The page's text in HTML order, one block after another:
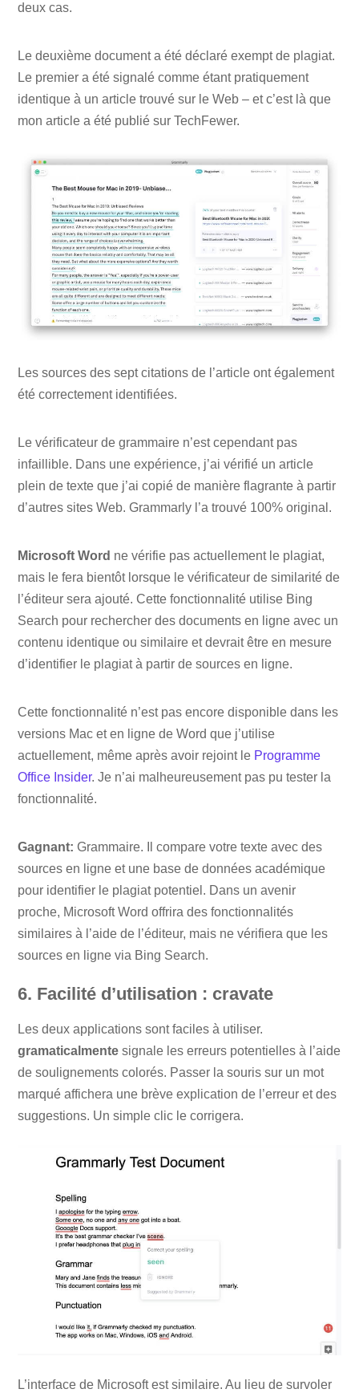
deux cas.
Le deuxième document a été déclaré exempt de plagiat.
Le premier a été signalé comme étant pratiquement
identique à un article trouvé sur le Web – et c’est là que
mon article a été publié sur TechFewer.
Les sources des sept citations de l’article ont également
été correctement identifiées.
Le vérificateur de grammaire n’est cependant pas
infaillible. Dans une expérience, j’ai vérifié un article
plein de texte que j’ai copié de manière flagrante à partir
d’autres sites Web. Grammarly l’a trouvé 100% original.
Microsoft Word ne vérifie pas actuellement le plagiat,
mais le fera bientôt lorsque le vérificateur de similarité de
l’éditeur sera ajouté. Cette fonctionnalité utilise Bing
Search pour rechercher des documents en ligne avec un
contenu identique ou similaire et devrait être en mesure
d’identifier le plagiat à partir de sources en ligne.
Cette fonctionnalité n’est pas encore disponible dans les
versions Mac et en ligne de Word que j’utilise
actuellement, même après avoir rejoint le Programme
Office Insider. Je n’ai malheureusement pas pu tester la
fonctionnalité.
Gagnant: Grammaire. Il compare votre texte avec des
sources en ligne et une base de données académique
pour identifier le plagiat potentiel. Dans un avenir
proche, Microsoft Word offrira des fonctionnalités
similaires à l’aide de l’éditeur, mais ne vérifiera que les
sources en ligne via Bing Search.
6. Facilité d’utilisation : cravate
Les deux applications sont faciles à utiliser.
gramaticalmente signale les erreurs potentielles à l’aide
de soulignements colorés. Passer la souris sur un mot
marqué affichera une brève explication de l’erreur et des
suggestions. Un simple clic le corrigera.
L’interface de Microsoft est similaire. Au lieu de survoler